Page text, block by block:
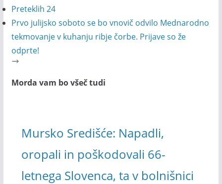
Preteklih 24
Prvo julijsko soboto se bo vnovič odvilo Mednarodno
tekmovanje v kuhanju ribje čorbe. Prijave so že
odprte!
Morda vam bo všeč tudi
Mursko Središće: Napadli,
oropali in poškodovali 66-
letnega Slovenca, ta v bolnišnici